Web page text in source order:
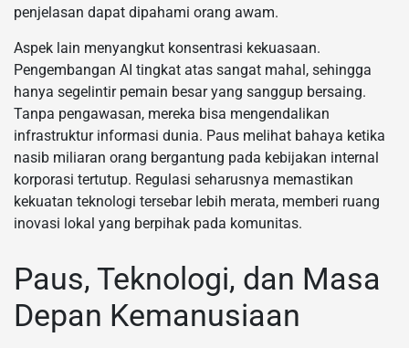
penjelasan dapat dipahami orang awam.
Aspek lain menyangkut konsentrasi kekuasaan.
Pengembangan AI tingkat atas sangat mahal, sehingga
hanya segelintir pemain besar yang sanggup bersaing.
Tanpa pengawasan, mereka bisa mengendalikan
infrastruktur informasi dunia. Paus melihat bahaya ketika
nasib miliaran orang bergantung pada kebijakan internal
korporasi tertutup. Regulasi seharusnya memastikan
kekuatan teknologi tersebar lebih merata, memberi ruang
inovasi lokal yang berpihak pada komunitas.
Paus, Teknologi, dan Masa
Depan Kemanusiaan